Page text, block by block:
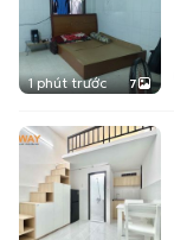
1 phút trước 7